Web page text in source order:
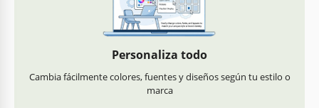
Personaliza todo
Cambia fácilmente colores, fuentes y diseños según tu estilo o
marca